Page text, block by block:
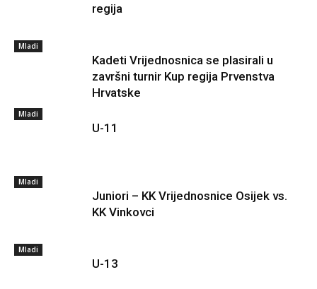
regija
Mladi
Kadeti Vrijednosnica se plasirali u
završni turnir Kup regija Prvenstva
Hrvatske
Mladi
U-11
Mladi
Juniori – KK Vrijednosnice Osijek vs.
KK Vinkovci
Mladi
U-13